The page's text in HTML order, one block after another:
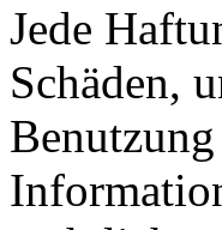
Jede
Schäden,